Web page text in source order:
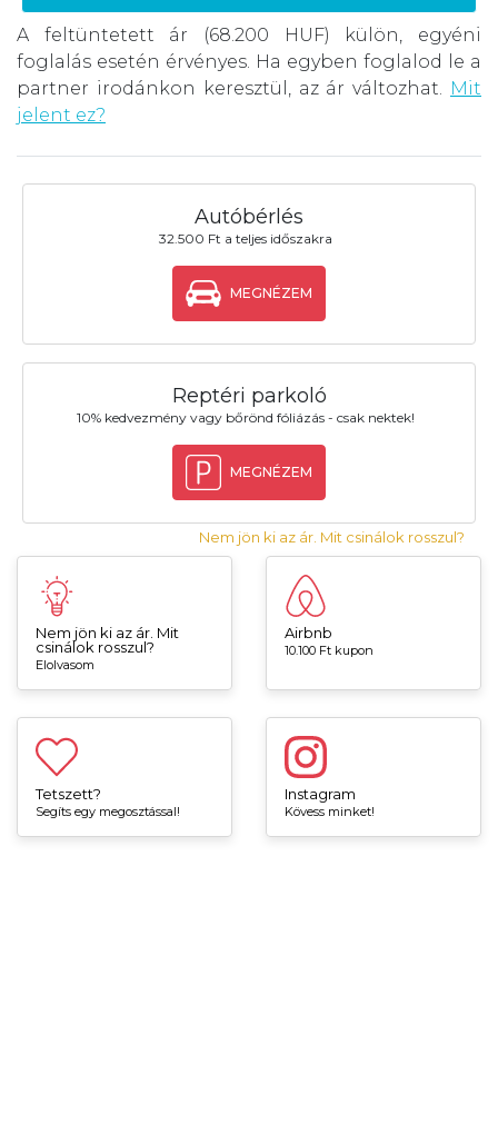
A feltüntetett ár (68.200 HUF) külön, egyéni
foglalás esetén érvényes. Ha egyben foglalod le a
partner irodánkon keresztül, az ár változhat. Mit
jelent ez?
Autóbérlés
32.500 Ft a teljes időszakra
MEGNÉZEM
Reptéri parkoló
10% kedvezmény vagy bőrönd fóliázás - csak nektek!
MEGNÉZEM
Nem jön ki az ár. Mit csinálok rosszul?
Nem jön ki az ár. Mit
csinálok rosszul?
Elolvasom
Airbnb
10.100 Ft kupon
Tetszett?
Segíts egy megosztással!
Instagram
Kövess minket!